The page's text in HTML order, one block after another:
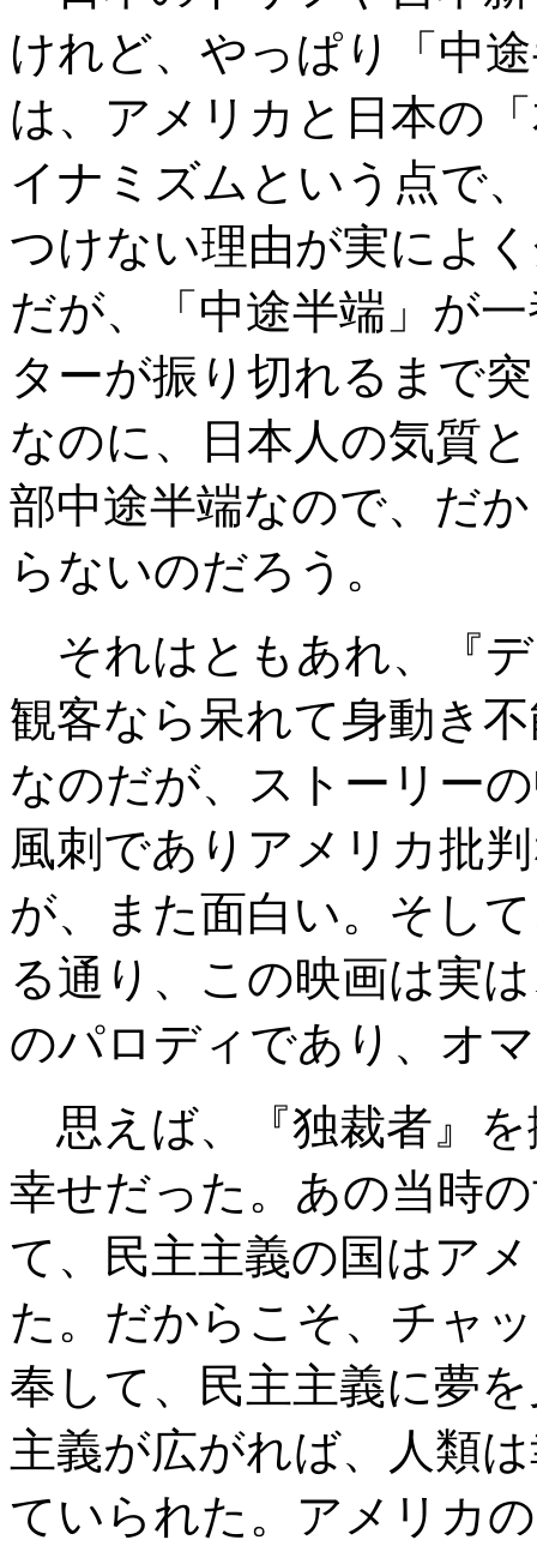
けれど、やっぱり「中
は、アメリカと日本の
イナミズムという点で
つけない理由が実によ
だが、「中途半端」が
ターが振り切れるまで
なのに、日本人の気質
部中途半端なので、だ
らないのだろう。
それはともあれ、『
観客なら呆れて身動き
なのだが、ストーリー
風刺でありアメリカ批
が、また面白い。そし
る通り、この映画は実
のパロディであり、オ
思えば、『独裁者』
幸せだった。あの当時
て、民主主義の国はア
た。だからこそ、チャ
奉して、民主主義に夢
主義が広がれば、人類
ていられた。アメリカ